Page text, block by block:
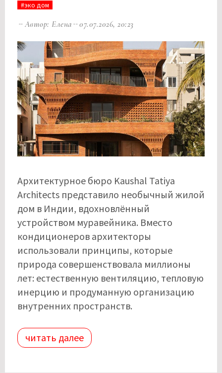
#эко дом
Автор: Елена 07.07.2026, 20:23
Архитектурное бюро Kaushal Tatiya
Architects представило необычный жилой
дом в Индии, вдохновлённый
устройством муравейника. Вместо
кондиционеров архитекторы
использовали принципы, которые
природа совершенствовала миллионы
лет: естественную вентиляцию, тепловую
инерцию и продуманную организацию
внутренних пространств.
читать далее